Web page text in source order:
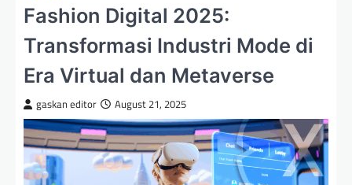
Fashion Digital 2025:
Transformasi Industri Mode di
Era Virtual dan Metaverse
gaskan editor August 21, 2025